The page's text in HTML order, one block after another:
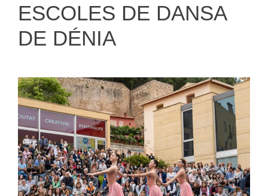
ESCOLES DE DANSA
DE DÉNIA